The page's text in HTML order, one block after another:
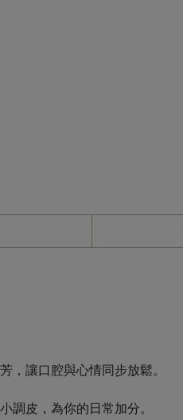
，讓口腔與心情同步放鬆。
調皮，為你的日常加分。